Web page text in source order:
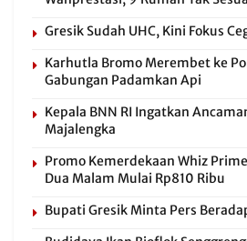
Gresik Sudah UHC, Kini Fokus
Karhutla Bromo Merembet ke
Gabungan Padamkan Api
Kepala BNN RI Ingatkan
Majalengka
Promo Kemerdekaan Whiz
Dua Malam Mulai Rp810 Ribu
Bupati Gresik Minta Pers